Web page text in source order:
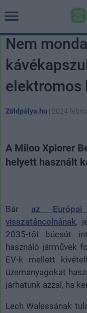
Nem
elektromos
Zöldpálya.hu | 2024
A Miloo Xplorer
helyett használt
Bár az Európai
visszatáncolnának,
2035-től búcsút
használó járművek
EV-k mellett
üzemanyagokat
járhatunk azzal, ha
Lech Walessának